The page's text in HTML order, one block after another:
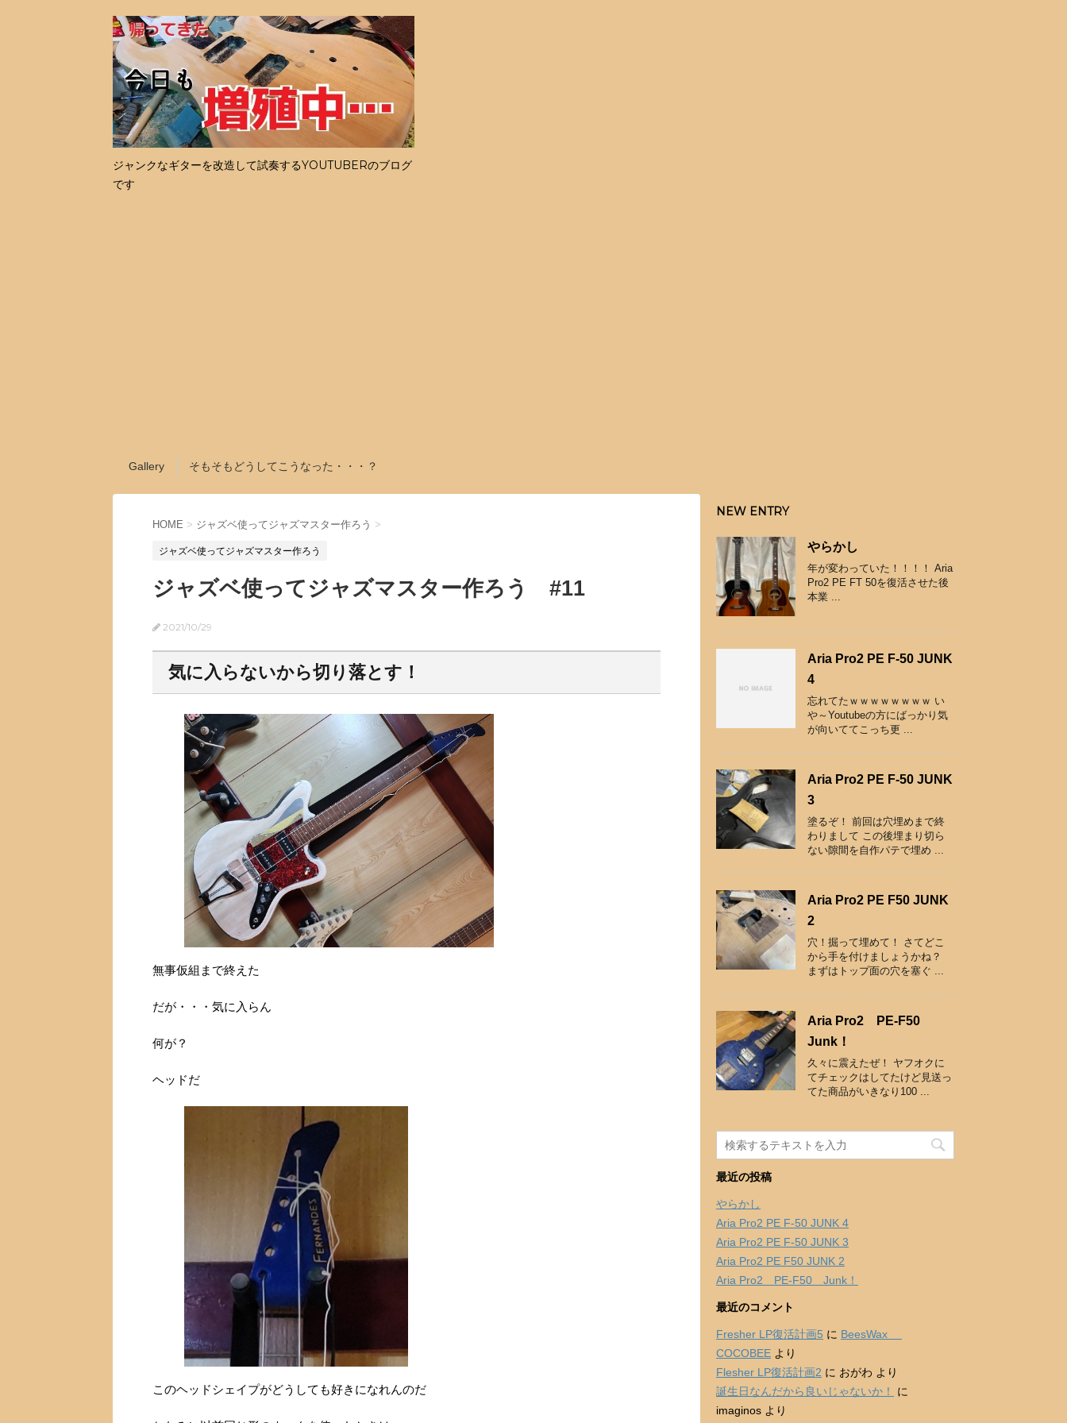
ジャンクなギターを改造して試奏するYOUTUBERのブログ
です
Gallery そもそもどうしてこうなった・・・？
HOME > ジャズベ使ってジャズマスター作ろう >
ジャズベ使ってジャズマスター作ろう
ジャズベ使ってジャズマスター作ろう #11
2021/10/29
気に入らないから切り落とす！
無事仮組まで終えた
だが・・・気に入らん
何が？
ヘッドだ
このヘッドシェイプがどうしても好きになれんのだ
NEW ENTRY
やらかし
年が変わっていた！！！！ Aria
Pro2 PE FT 50を復活させた後
本業 ...
Aria Pro2 PE F-50 JUNK
4
忘れてたｗｗｗｗｗｗｗｗ い
や～Youtubeの方にばっかり気
が向いててこっち更 ...
Aria Pro2 PE F-50 JUNK
3
塗るぞ！ 前回は穴埋めまで終
わりまして この後埋まり切ら
ない隙間を自作パテで埋め ...
Aria Pro2 PE F50 JUNK
2
穴！掘って埋めて！ さてどこ
から手を付けましょうかね？
まずはトップ面の穴を塞ぐ ...
Aria Pro2 PE-F50
Junk！
久々に震えたぜ！ ヤフオクに
てチェックはしてたけど見送っ
てた商品がいきなり100 ...
最近の投稿
やらかし
Aria Pro2 PE F-50 JUNK 4
Aria Pro2 PE F-50 JUNK 3
Aria Pro2 PE F50 JUNK 2
Aria Pro2 PE-F50 Junk！
最近のコメント
Fresher LP復活計画5 に BeesWax
COCOBEE より
Flesher LP復活計画2 に おがわ より
誕生日なんだから良いじゃないか！
に
imaginos より